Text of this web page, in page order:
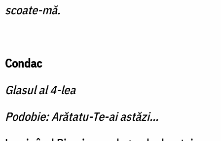
scoate-mă.
Condac
Glasul al 4-lea
Podobie: Arătatu-Te-ai astăzi...